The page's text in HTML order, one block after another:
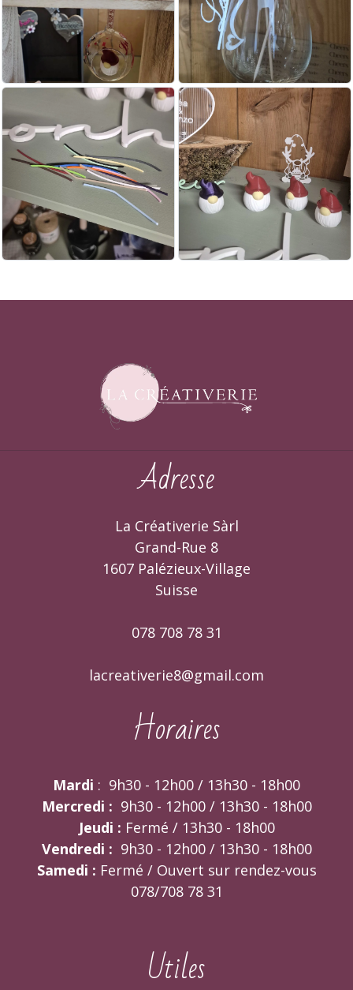
Adresse
La Créativerie Sàrl
Grand-Rue 8
1607 Palézieux-Village
Suisse
078 708 78 31
lacreativerie8@gmail.com
Horaires
Mardi : 9h30 - 12h00 / 13h30 - 18h00
Mercredi : 9h30 - 12h00 / 13h30 - 18h00
Jeudi : Fermé / 13h30 - 18h00
Vendredi : 9h30 - 12h00 / 13h30 - 18h00
Samedi : Fermé / Ouvert sur rendez-vous
078/708 78 31
Utiles